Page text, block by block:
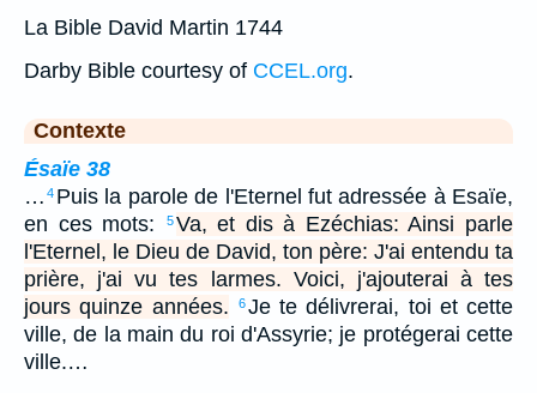
La Bible David Martin 1744
Darby Bible courtesy of CCEL.org.
Contexte
Ésaïe 38
… 4 Puis la parole de l'Eternel fut adressée à Esaïe,
en ces mots:
5Va, et dis à Ezéchias: Ainsi parle
l'Eternel, le Dieu de David, ton père: J'ai entendu ta
prière, j'ai vu tes larmes. Voici, j'ajouterai à tes
jours quinze années.
6Je te délivrerai, toi et cette
ville, de la main du roi d'Assyrie; je protégerai cette
ville.…